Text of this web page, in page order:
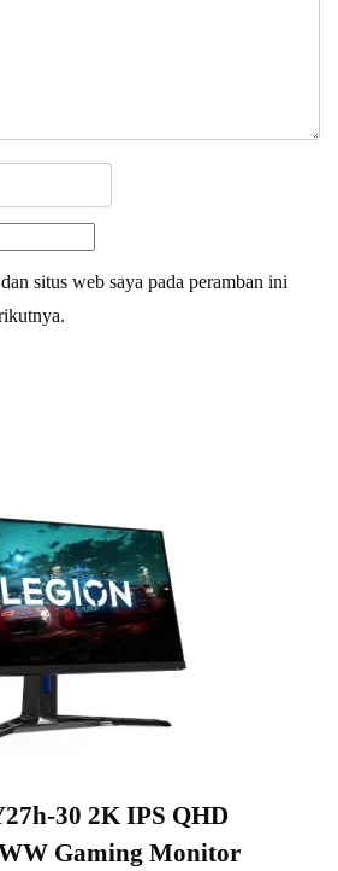
situs web saya pada peramban ini
30 2K IPS QHD
Gaming Monitor